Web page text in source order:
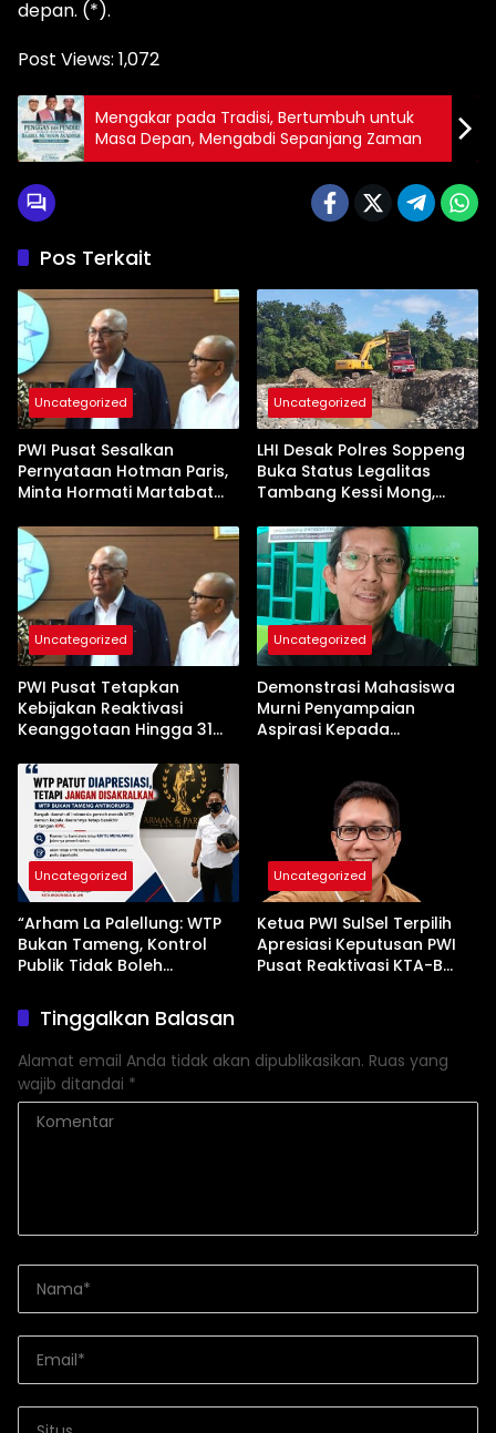
depan. (*).
Post Views: 1,072
Mengakar pada Tradisi, Bertumbuh untuk
Masa Depan, Mengabdi Sepanjang Zaman
Pos Terkait
Uncategorized
PWI Pusat Sesalkan
Pernyataan Hotman Paris,
Minta Hormati Martabat
Kemerdekaan Pers
Uncategorized
LHI Desak Polres Soppeng
Buka Status Legalitas
Tambang Kessi Mong,
Uncategorized
PWI Pusat Tetapkan
Kebijakan Reaktivasi
Keanggotaan Hingga 31
Uncategorized
Demonstrasi Mahasiswa
Murni Penyampaian
Aspirasi Kepada
Uncategorized
“Arham La Palellung: WTP
Bukan Tameng, Kontrol
Publik Tidak Boleh
Uncategorized
Ketua PWI SulSel Terpilih
Apresiasi Keputusan PWI
Pusat Reaktivasi KTA-B
Tinggalkan Balasan
Alamat email Anda tidak akan dipublikasikan. Ruas yang
wajib ditandai *